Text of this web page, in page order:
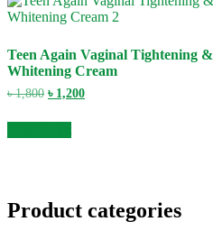
Teen Again Vaginal Tightening &
Whitening Cream
৳1,800 Original
was:
৳ 1,800.
৳ 1,200Current
Product categories